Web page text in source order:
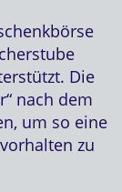
Die
nach dem
um so eine
zu